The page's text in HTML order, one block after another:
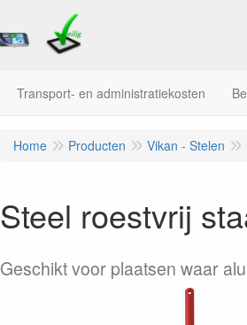
Transport- en administratiekosten
Home Producten Vikan - Stelen
Steel roestvrij
Geschikt voor plaatsen waar